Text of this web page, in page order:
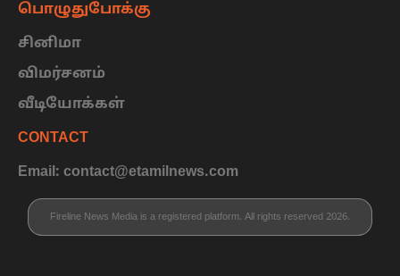
பொழுதுபோக்கு
சினிமா
விமர்சனம்
வீடியோக்கள்
CONTACT
Email: contact@etamilnews.com
Fireline News Media is a registered platform. All rights reserved 2026.